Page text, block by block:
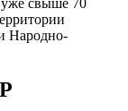
Народно-